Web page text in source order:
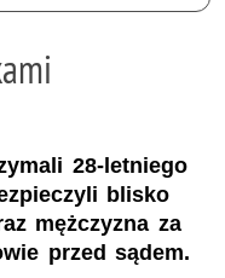
28-letniego
blisko
mężczyzna za
przed sądem.